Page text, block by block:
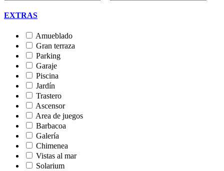
EXTRAS
Amueblado
Gran terraza
Parking
Garaje
Piscina
Jardín
Trastero
Ascensor
Area de juegos
Barbacoa
Galería
Chimenea
Vistas al mar
Solarium